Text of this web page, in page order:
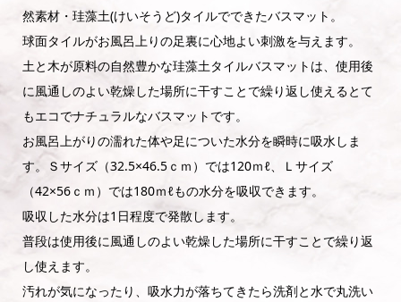
然素材・珪藻土(けいそうど)タイルでできたバスマット。
球面タイルがお風呂上りの足裏に心地よい刺激を与えます。
土と木が原料の自然豊かな珪藻土タイルバスマットは、使用後
に風通しのよい乾燥した場所に干すことで繰り返し使えるとて
もエコでナチュラルなバスマットです。
お風呂上がりの濡れた体や足についた水分を瞬時に吸水しま
す。Ｓサイズ（32.5×46.5ｃｍ）では120ｍℓ、Ｌサイズ
（42×56ｃｍ）では180ｍℓもの水分を吸収できます。
吸収した水分は1日程度で発散します。
普段は使用後に風通しのよい乾燥した場所に干すことで繰り返
し使えます。
汚れが気になったり、吸水力が落ちてきたら洗剤と水で丸洗い